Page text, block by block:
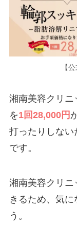
【
湘南美容クリニ
を1回28,000円
打ったりしない
です。
湘南美容クリ
きるため、気に
う。